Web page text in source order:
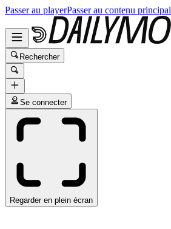
Passer au playerPasser au contenu principal
Rechercher
Se connecter
Regarder en plein écran